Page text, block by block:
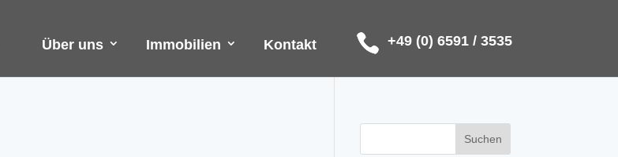
+49 (0) 6591 / 3535
Über uns Immobilien Kontakt